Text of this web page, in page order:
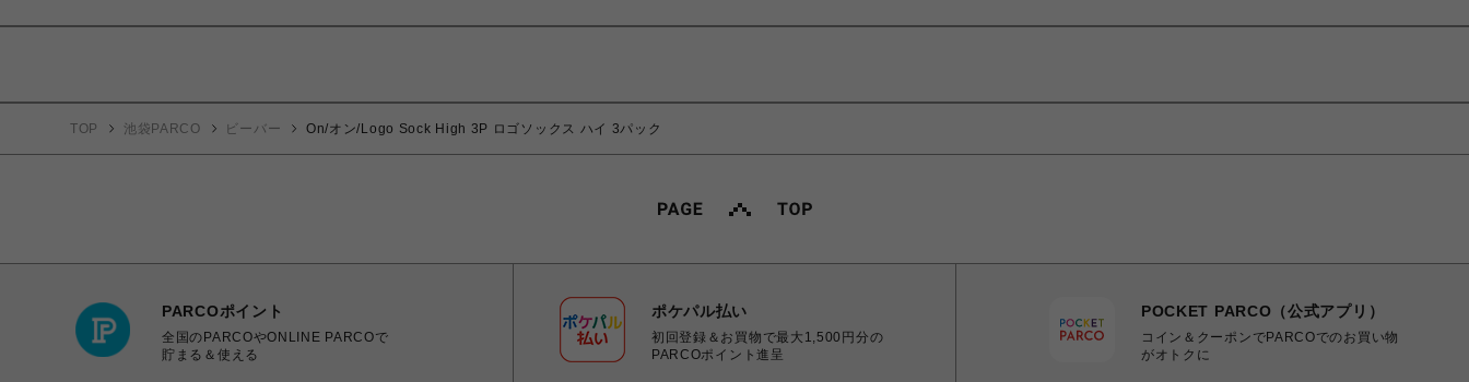
TOP 池袋PARCO ビーバー On/オン/Logo Sock High 3P ロゴソックス ハイ 3パック
PARCOポイント
全国のPARCOやONLINE PARCOで
貯まる＆使える
ポケパル払い
初回登録＆お買物で最大1,500円分の
PARCOポイント進呈
POCKET PARCO（公式アプリ）
コイン＆クーポンでPARCOでのお買い物
がオトクに